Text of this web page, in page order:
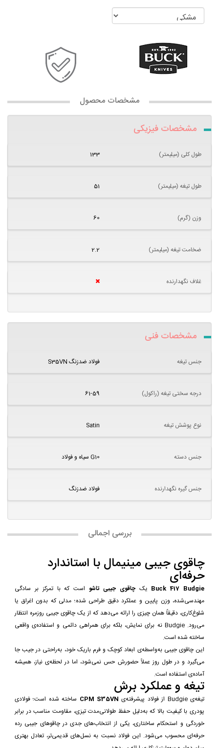
مشخصات محصول
مشخصات فیزیکی
طول کلی (میلیمتر) 133
طول تیغه (میلیمتر) 51
وزن (گرم) 60
ضخامت تیغه (میلیمتر) 2.2
غلاف نگهدارنده
مشخصات فنی
جنس تیغه فولاد ضدزنگ S35VN
درجه سختی تیغه (راکول) 61-59
نوع پوشش تیغه Satin
جنس دسته G10 سیاه و فولاد
جنس گیره نگهدارنده فولاد ضدزنگ
بررسی اجمالی
چاقوی جیبی مینیمال با استاندارد
حرفه‌ای
Buck 417 Budgie یکچاقوی جیبی تاشو است که با تمرکز بر سادگی
مهندسی‌شده، وزن پایین و عملکرد دقیق طراحی شده؛ مدلی که بدون اغراق یا
شلوغ‌کاری، دقیقاً همان چیزی را ارائه می‌دهد که از یک چاقوی جیبی روزمره انتظار
می‌رود. Budgie نه برای نمایش، بلکه برای همراهی دائمی و استفاده‌ی واقعی
ساخته شده است.
این چاقوی جیبی به‌واسطه‌ی ابعاد کوچک و فرم باریک خود، به‌راحتی در جیب جا
می‌گیرد و در طول روز عملاً حضورش حس نمی‌شود، اما در لحظه‌ی نیاز، همیشه
آماده‌ی استفاده است.
تیغه و عملکرد برش
تیغه‌ی Budgie از فولاد پیشرفته‌ی CPM S35VN ساخته شده است؛ فولادی
پودری با کیفیت بالا که به‌دلیل حفظ طولانی‌مدت تیزی، مقاومت مناسب در برابر
خوردگی و استحکام ساختاری، یکی از انتخاب‌های جدی در چاقوهای جیبی رده
حرفه‌ای محسوب می‌شود. این فولاد نسبت به نسل‌های قدیمی‌تر، تعادل بهتری